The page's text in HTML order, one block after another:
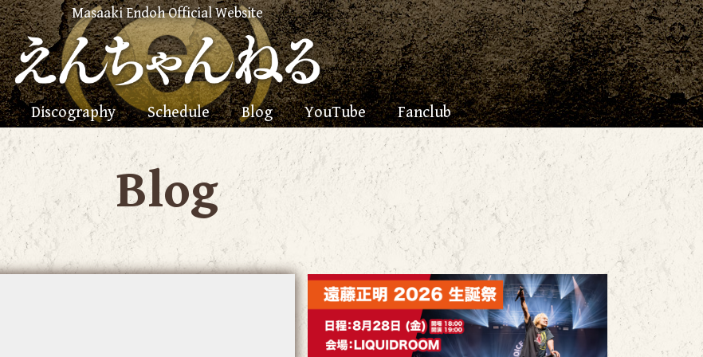
Masaaki Endoh Official Website
Discography Schedule Blog YouTube Fanclub
Blog